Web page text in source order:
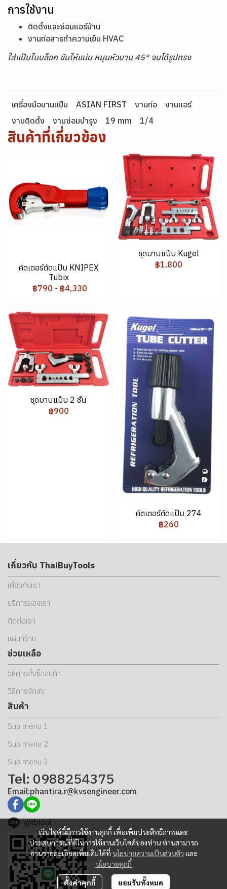
การใช้งาน
ติดตั้งและซ่อมแอร์บ้าน
งานท่อสารทำความเย็น HVAC
ใส่แป๊บในบล็อก ขันให้แน่น หมุนหัวบาน 45° จนได้รูปทรง
เครื่องมือบานแป๊บ ASIAN FIRST งานท่อ
งานแอร์
งานติดตั้ง
งานซ่อมบำรุง 19 mm 1/4
สินค้าที่เกี่ยวข้อง
คัตเตอร์ตัดแป๊บ KNIPEX
Tubix
฿790 - ฿4,330
ชุดบานแป๊บ Kugel
฿1,800
ชุดบานแป๊บ 2 ชั้น
฿900
คัตเตอร์ตัดแป๊บ 274
฿260
เว็บไซต์นี้มีการใช้งานคุกกี้ เพื่อเพิ่มประสิทธิภาพและ
ประสบการณ์ที่ดีในการใช้งานเว็บไซต์ของท่าน ท่านสามารถ
อ่านรายละเอียดเพิ่มเติมได้ที่ นโยบายความเป็นส่วนตัว และ
นโยบายคุกกี้
ตั้งค่าคุกกี้ ยอมรับทั้งหมด
เกี่ยวกับ ThaiBuyTools
เกี่ยวกับเรา
บริการของเรา
ติดต่อเรา
แผนที่ร้าน
ช่วยเหลือ
วิธีการสั่งซื้อสินค้า
วิธีการจัดส่ง
สินค้า
Sub menu 1
Sub menu 2
Sub menu 3
Tel: 0988254375
Email:phantira.r@kvsengineer.com
@tbtool